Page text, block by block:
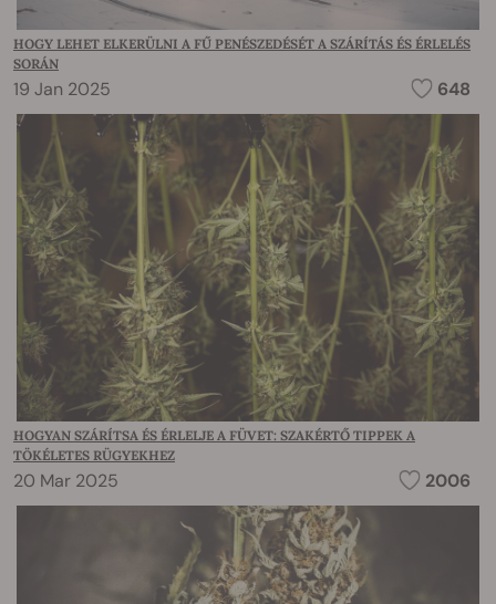
HOGY LEHET ELKERÜLNI A FŰ PENÉSZEDÉSÉT A SZÁRÍTÁS ÉS ÉRLELÉS
SORÁN
19 Jan 2025 648
HOGYAN SZÁRÍTSA ÉS ÉRLELJE A FÜVET: SZAKÉRTŐ TIPPEK A
TÖKÉLETES RÜGYEKHEZ
20 Mar 2025 2006